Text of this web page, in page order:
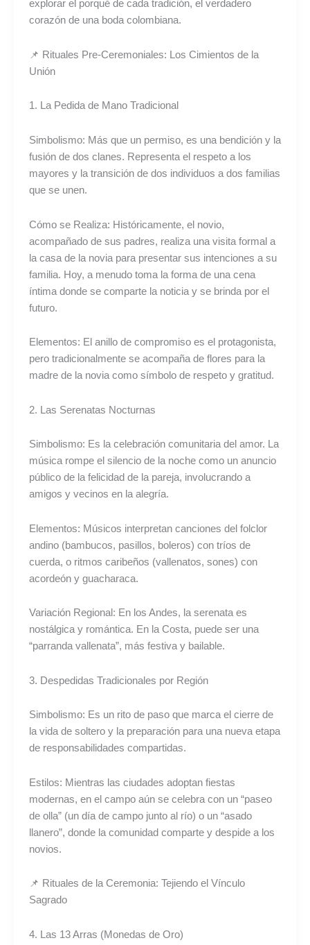
explorar el porqué de cada tradición, el verdadero
corazón de una boda colombiana.
📌 Rituales Pre-Ceremoniales: Los Cimientos de la
Unión
1. La Pedida de Mano Tradicional
Simbolismo: Más que un permiso, es una bendición y la
fusión de dos clanes. Representa el respeto a los
mayores y la transición de dos individuos a dos familias
que se unen.
Cómo se Realiza: Históricamente, el novio,
acompañado de sus padres, realiza una visita formal a
la casa de la novia para presentar sus intenciones a su
familia. Hoy, a menudo toma la forma de una cena
íntima donde se comparte la noticia y se brinda por el
futuro.
Elementos: El anillo de compromiso es el protagonista,
pero tradicionalmente se acompaña de flores para la
madre de la novia como símbolo de respeto y gratitud.
2. Las Serenatas Nocturnas
Simbolismo: Es la celebración comunitaria del amor. La
música rompe el silencio de la noche como un anuncio
público de la felicidad de la pareja, involucrando a
amigos y vecinos en la alegría.
Elementos: Músicos interpretan canciones del folclor
andino (bambucos, pasillos, boleros) con tríos de
cuerda, o ritmos caribeños (vallenatos, sones) con
acordeón y guacharaca.
Variación Regional: En los Andes, la serenata es
nostálgica y romántica. En la Costa, puede ser una
“parranda vallenata”, más festiva y bailable.
3. Despedidas Tradicionales por Región
Simbolismo: Es un rito de paso que marca el cierre de
la vida de soltero y la preparación para una nueva etapa
de responsabilidades compartidas.
Estilos: Mientras las ciudades adoptan fiestas
modernas, en el campo aún se celebra con un “paseo
de olla” (un día de campo junto al río) o un “asado
llanero”, donde la comunidad comparte y despide a los
novios.
📌 Rituales de la Ceremonia: Tejiendo el Vínculo
Sagrado
4. Las 13 Arras (Monedas de Oro)